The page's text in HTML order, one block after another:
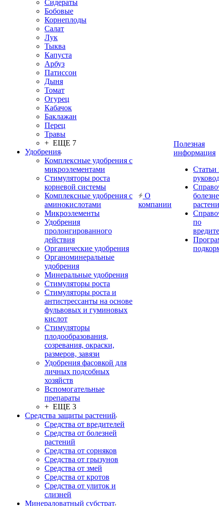
Сидераты
Бобовые
Корнеплоды
Салат
Лук
Тыква
Капуста
Арбуз
Патиссон
Дыня
Томат
Огурец
Кабачок
Баклажан
Перец
Травы
+ ЕЩЕ 7
Удобрения
Комплексные удобрения с
микроэлементами
Стимуляторы роста
корневой системы
Комплексные удобрения с
аминокислотами
Микроэлементы
Удобрения
пролонгированного
действия
Органические удобрения
Органоминеральные
удобрения
Минеральные удобрения
Стимуляторы роста
Стимуляторы роста и
антистрессанты на основе
фульвовых и гуминовых
кислот
Стимуляторы
плодообразования,
созревания, окраски,
размеров, завязи
Удобрения фасовкой для
личных подсобных
хозяйств
Вспомогательные
препараты
+ ЕЩЕ 3
Средства защиты растений
Средства от вредителей
Средства от болезней
растений
Средства от сорняков
Средства от грызунов
Средства от змей
Средства от кротов
Средства от улиток и
слизней
Минераловатный субстрат
О
компании
Полезная
информация
Статьи
по